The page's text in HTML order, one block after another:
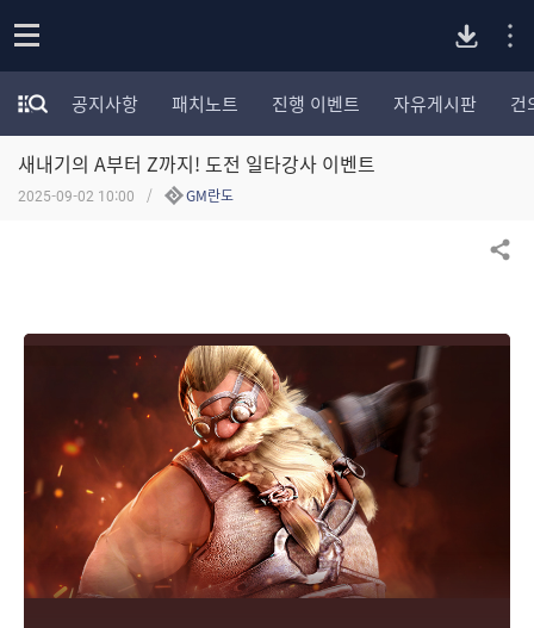
p
e
n
모
험
가
포
전
공지사항 패치노트 진행 이벤트 자유게시판 건
새내기의 A부터 Z까지! 도전 일타강사 이벤트
2025-09-02 10:00 GM란도
공유하기